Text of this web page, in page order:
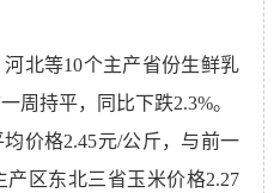
北等10个主产省份生鲜乳
周持平，同比下跌2.3%。
均价格2.45元/公斤，与前一
产区东北三省玉米价格2.27